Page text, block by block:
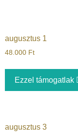
augusztus 1
48.000 Ft
Ezzel támogatlak
augusztus 3